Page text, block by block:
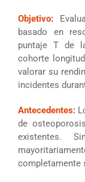
Objetivo:
basado en
puntaje T de
cohorte
valorar su
incidentes
Antecedentes:
de
existentes.
completamente